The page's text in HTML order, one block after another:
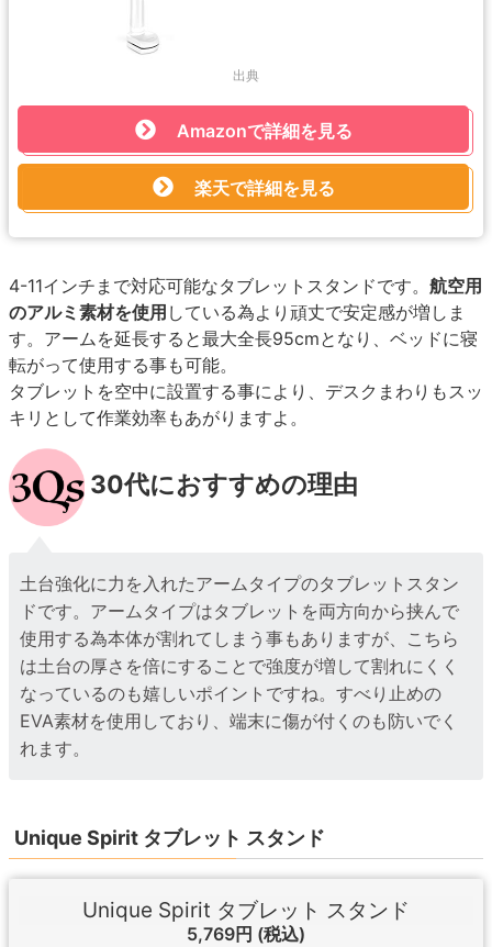
出典
Amazonで詳細を見る
楽天で詳細を見る
4-11インチまで対応可能なタブレットスタンドです。 航空用
のアルミ素材を使用 している為より頑丈で安定感が増しま
す。アームを延長すると最大全長95cmとなり、ベッドに寝
転がって使用する事も可能。
タブレットを空中に設置する事により、デスクまわりもスッ
キリとして作業効率もあがりますよ。
30代におすすめの理由
土台強化に力を入れたアームタイプのタブレットスタン
ドです。アームタイプはタブレットを両方向から挟んで
使用する為本体が割れてしまう事もありますが、こちら
は土台の厚さを倍にすることで強度が増して割れにくく
なっているのも嬉しいポイントですね。すべり止めの
EVA素材を使用しており、端末に傷が付くのも防いでく
れます。
Unique Spirit タブレット スタンド
Unique Spirit タブレット スタンド
5,769円 (税込)